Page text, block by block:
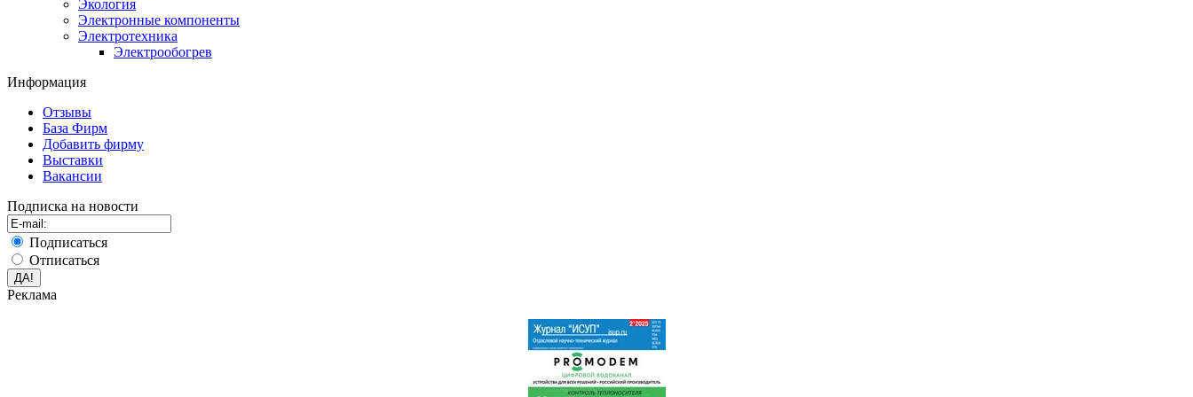
Экология
Электронные компоненты
Электротехника
Электрообогрев
Информация
Отзывы
База Фирм
Добавить фирму
Выставки
Вакансии
Подписка на новости
Подписаться
Отписаться
Реклама